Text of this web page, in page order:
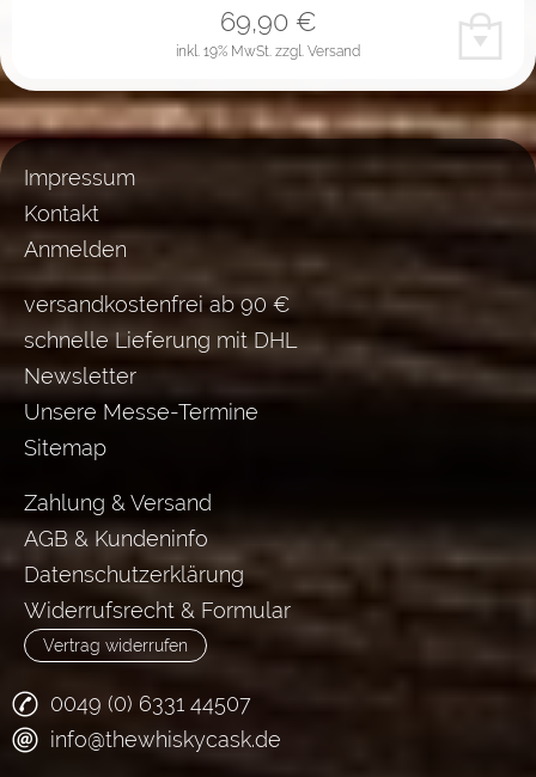
inkl. 19% MwSt. zzgl. Versand
69,90€
Impressum
Kontakt
Anmelden
versandkostenfrei ab 90 €
schnelle Lieferung mit DHL
Newsletter
Unsere Messe-Termine
Sitemap
Zahlung & Versand
AGB & Kundeninfo
Datenschutzerklärung
Widerrufsrecht & Formular
Vertrag widerrufen
0049 (0) 6331 44507
info@thewhiskycask.de